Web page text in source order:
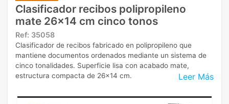
Clasificador recibos polipropileno
mate 26x14 cm cinco tonos
Ref: 35058
Leer Más
Clasificador de recibos fabricado en polipropileno que
mantiene documentos ordenados mediante un sistema de
cinco tonalidades. Superficie lisa con acabado mate,
estructura compacta de 26x14 cm.